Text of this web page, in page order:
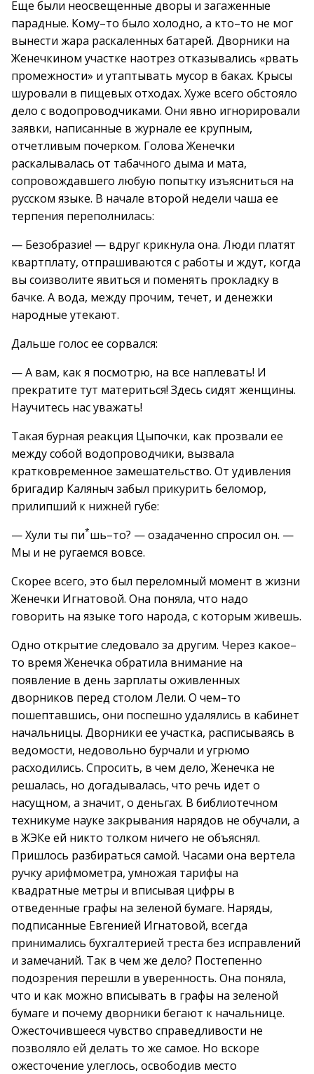
Еще были неосвещенные дворы и загаженные
парадные. Кому–то было холодно, а кто–то не мог
вынести жара раскаленных батарей. Дворники на
Женечкином участке наотрез отказывались «рвать
промежности» и утаптывать мусор в баках. Крысы
шуровали в пищевых отходах. Хуже всего обстояло
дело с водопроводчиками. Они явно игнорировали
заявки, написанные в журнале ее крупным,
отчетливым почерком. Голова Женечки
раскалывалась от табачного дыма и мата,
сопровождавшего любую попытку изъясниться на
русском языке. В начале второй недели чаша ее
терпения переполнилась:
— Безобразие! — вдруг крикнула она. Люди платят
квартплату, отпрашиваются с работы и ждут, когда
вы соизволите явиться и поменять прокладку в
бачке. А вода, между прочим, течет, и денежки
народные утекают.
Дальше голос ее сорвался:
— А вам, как я посмотрю, на все наплевать! И
прекратите тут материться! Здесь сидят женщины.
Научитесь нас уважать!
Такая бурная реакция Цыпочки, как прозвали ее
между собой водопроводчики, вызвала
кратковременное замешательство. От удивления
бригадир Каляныч забыл прикурить беломор,
прилипший к нижней губе:
— Хули ты пи*шь–то? — озадаченно спросил он. —
Мы и не ругаемся вовсе.
Скорее всего, это был переломный момент в жизни
Женечки Игнатовой. Она поняла, что надо
говорить на языке того народа, с которым живешь.
Одно открытие следовало за другим. Через какое–
то время Женечка обратила внимание на
появление в день зарплаты оживленных
дворников перед столом Лели. О чем–то
пошептавшись, они поспешно удалялись в кабинет
начальницы. Дворники ее участка, расписываясь в
ведомости, недовольно бурчали и угрюмо
расходились. Спросить, в чем дело, Женечка не
решалась, но догадывалась, что речь идет о
насущном, а значит, о деньгах. В библиотечном
техникуме науке закрывания нарядов не обучали, а
в ЖЭКе ей никто толком ничего не объяснял.
Пришлось разбираться самой. Часами она вертела
ручку арифмометра, умножая тарифы на
квадратные метры и вписывая цифры в
отведенные графы на зеленой бумаге. Наряды,
подписанные Евгенией Игнатовой, всегда
принимались бухгалтерией треста без исправлений
и замечаний. Так в чем же дело? Постепенно
подозрения перешли в уверенность. Она поняла,
что и как можно вписывать в графы на зеленой
бумаге и почему дворники бегают к начальнице.
Ожесточившееся чувство справедливости не
позволяло ей делать то же самое. Но вскоре
ожесточение улеглось, освободив место